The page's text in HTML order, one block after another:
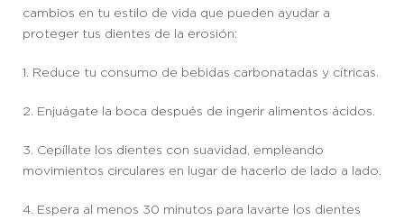
cambios en tu estilo de vida que pueden ayudar a
proteger tus dientes de la erosión:
1. Reduce tu consumo de bebidas carbonatadas y cítricas.
2. Enjuágate la boca después de ingerir alimentos ácidos.
3. Cepíllate los dientes con suavidad, empleando
movimientos circulares en lugar de hacerlo de lado a lado.
4. Espera al menos 30 minutos para lavarte los dientes